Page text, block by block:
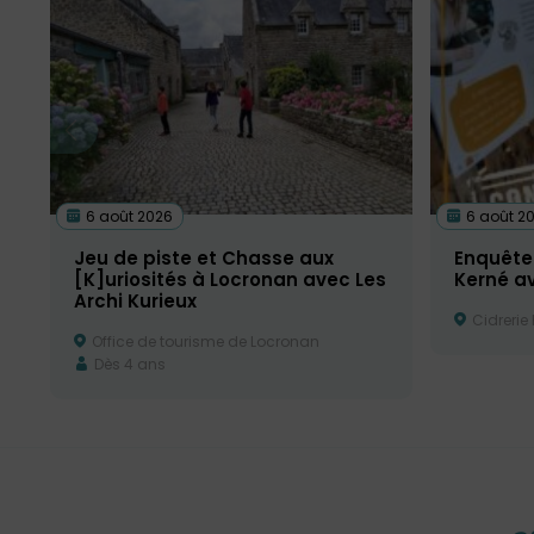
6 août 2026
Jeu de piste et Chasse aux
[K]uriosités à Locronan avec Les
Archi Kurieux
Office de tourisme de Locronan
Dès 4 ans
6 août
Kerné
Cidrerie